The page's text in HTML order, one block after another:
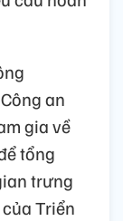
an
gia về
tổng
trưng
Triển